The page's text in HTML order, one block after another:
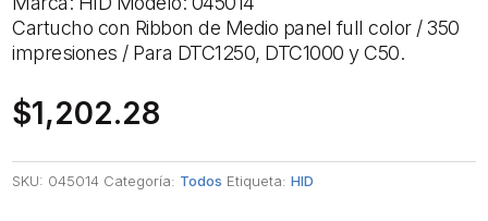
Cartucho con Ribbon de Medio panel full color / 350
impresiones / Para DTC1250, DTC1000 y C50.
$1,202.28
SKU: 045014 Categoría: Todos Etiqueta:HID